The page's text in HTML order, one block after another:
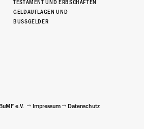
TESTAMENT UND ERBSCHAFTEN
GELDAUFLAGEN UND
BUSSGELDER
e.V. Impressum Datenschutz